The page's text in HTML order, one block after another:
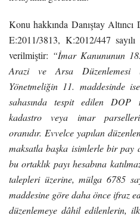
Konu hakkında Danıştay
E:2011/3813, K:2012/447
verilmiştir: “İmar Kanununun
Arazi ve Arsa
Yönetmeliğin 11. maddesinde
sahasında tespit edilen DOP
kadastro veya imar
oranıdır. Evvelce yapılan
maksatla başka isimlerle bir pay
bu ortaklık payı hesabına
talepleri üzerine, mülga 6785
maddesine göre daha önce ifraz
düzenlemeye dâhil edilenlerin,